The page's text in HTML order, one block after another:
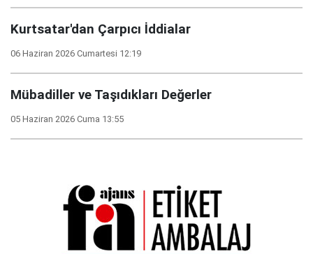
Kurtsatar'dan Çarpıcı İddialar
06 Haziran 2026 Cumartesi 12:19
Mübadiller ve Taşıdıkları Değerler
05 Haziran 2026 Cuma 13:55